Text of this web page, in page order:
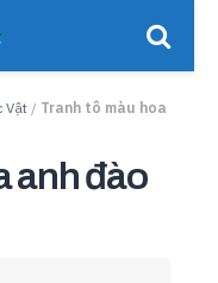
Vật / Tranh tô màu hoa
anh đào